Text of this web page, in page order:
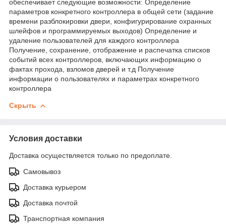
обеспечивает следующие возможности: Определение
параметров конкретного контроллера в общей сети (задание
времени разблокировки двери, конфигурирование охранных
шлейфов и программируемых выходов) Определение и
удаление пользователей для каждого контроллера
Получение, сохранение, отображение и распечатка списков
событий всех контроллеров, включающих информацию о
фактах прохода, взломов дверей и т.д Получение
информации о пользователях и параметрах конкретного
контроллера
Скрыть
Условия доставки
Доставка осуществляется только по предоплате.
Самовывоз
Доставка курьером
Доставка почтой
Транспортная компания